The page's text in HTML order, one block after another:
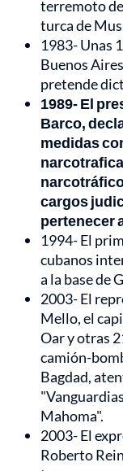
terremoto
turca de
1983- Unas
Buenos
pretende
1989- El
Barco,
medidas
cargos
pertenecer
1994- El
cubanos
a la base de
2003- El
Mello, el
Oar y otras
camión-
Bagdad,
Mahoma".
2003- El
Roberto